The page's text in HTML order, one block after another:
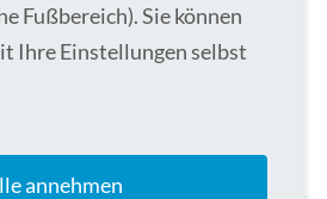
ärztlicher Anordnung oder auf
kann von der Tiertherapie
Fußbereich). Sie können
Ihre Einstellungen selbst
annehmen